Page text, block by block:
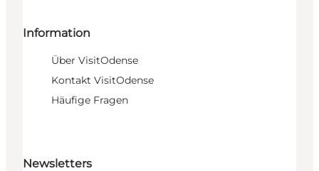
Information
Über VisitOdense
Kontakt VisitOdense
Häufige Fragen
Newsletters